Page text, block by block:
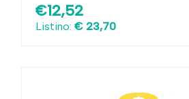
€12,52
Listino: € 23,70